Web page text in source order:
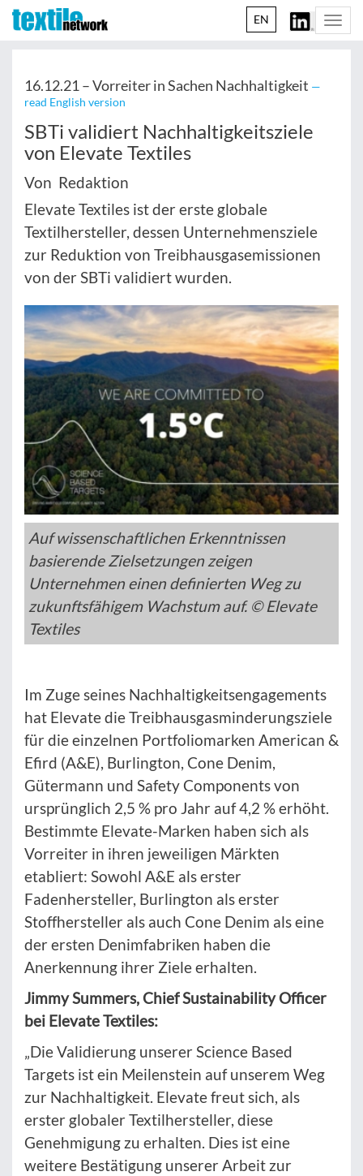
EN
16.12.21 –Vorreiter in Sachen Nachhaltigkeit —
read English version
SBTi validiert Nachhaltigkeitsziele
von Elevate Textiles
Von Redaktion
Elevate Textiles ist der erste globale
Textilhersteller, dessen Unternehmensziele
zur Reduktion von Treibhausgasemissionen
von der SBTi validiert wurden.
Auf wissenschaftlichen Erkenntnissen
basierende Zielsetzungen zeigen
Unternehmen einen definierten Weg zu
zukunftsfähigem Wachstum auf. © Elevate
Textiles
Im Zuge seines Nachhaltigkeitsengagements
hat Elevate die Treibhausgasminderungsziele
für die einzelnen Portfoliomarken American &
Efird (A&E), Burlington, Cone Denim,
Gütermann und Safety Components von
ursprünglich 2,5 % pro Jahr auf 4,2 % erhöht.
Bestimmte Elevate-Marken haben sich als
Vorreiter in ihren jeweiligen Märkten
etabliert: Sowohl A&E als erster
Fadenhersteller, Burlington als erster
Stoffhersteller als auch Cone Denim als eine
der ersten Denimfabriken haben die
Anerkennung ihrer Ziele erhalten.
Jimmy Summers, Chief Sustainability Officer
bei Elevate Textiles:
„Die Validierung unserer Science Based
Targets ist ein Meilenstein auf unserem Weg
zur Nachhaltigkeit. Elevate freut sich, als
erster globaler Textilhersteller, diese
Genehmigung zu erhalten. Dies ist eine
weitere Bestätigung unserer Arbeit zur